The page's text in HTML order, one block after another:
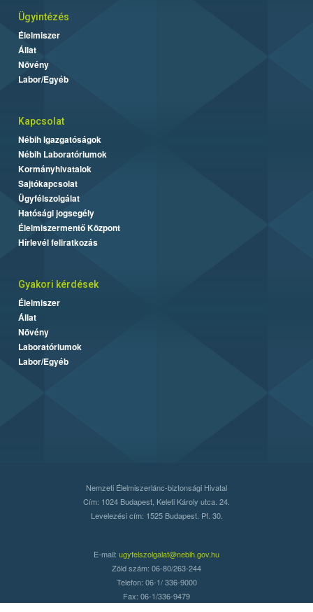
Ügyintézés
Élelmiszer
Állat
Növény
Labor/Egyéb
Kapcsolat
Nébih Igazgatóságok
Nébih Laboratóriumok
Kormányhivatalok
Sajtókapcsolat
Ügyfélszolgálat
Hatósági jogsegély
Élelmiszermentő Központ
Hírlevél feliratkozás
Gyakori kérdések
Élelmiszer
Állat
Növény
Laboratóriumok
Labor/Egyéb
Nemzeti Élelmiszerlánc-biztonsági Hivatal
Cím: 1024 Budapest, Keleti Károly utca. 24.
Levelezési cím: 1525 Budapest. Pf. 30.
E-mail: ugyfelszolgalat@nebih.gov.hu
Zöld szám: 06-80/263-244
Telefon: 06-1/ 336-9000
Fax: 06-1/336-9479